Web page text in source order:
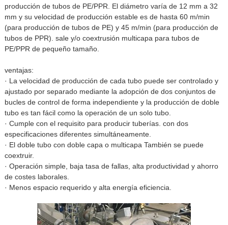
producción de tubos de PE/PPR. El diámetro varía de 12 mm a 32
mm y su velocidad de producción estable es de hasta 60 m/min
(para producción de tubos de PE) y 45 m/min (para producción de
tubos de PPR). sale y/o coextrusión multicapa para tubos de
PE/PPR de pequeño tamaño.
ventajas:
· La velocidad de producción de cada tubo puede ser controlado y
ajustado por separado mediante la adopción de dos conjuntos de
bucles de control de forma independiente y la producción de doble
tubo es tan fácil como la operación de un solo tubo.
· Cumple con el requisito para producir tuberías. con dos
especificaciones diferentes simultáneamente.
· El doble tubo con doble capa o multicapa También se puede
coextruir.
· Operación simple, baja tasa de fallas, alta productividad y ahorro
de costes laborales.
· Menos espacio requerido y alta energía eficiencia.